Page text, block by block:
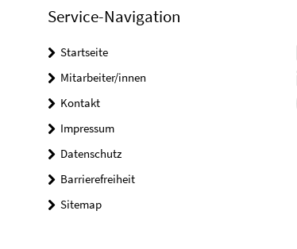
Service-Navigation
Startseite
Mitarbeiter/innen
Kontakt
Impressum
Datenschutz
Barrierefreiheit
Sitemap